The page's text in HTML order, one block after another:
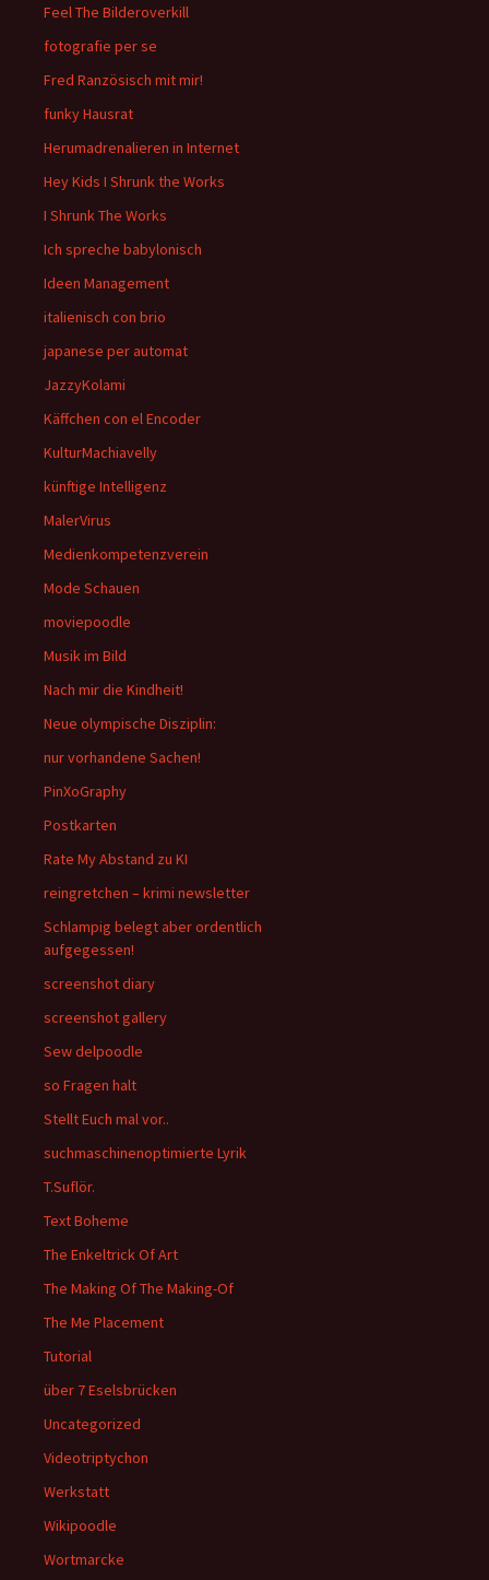
Feel The Bilderoverkill
fotografie per se
Fred Ranzösisch mit mir!
funky Hausrat
Herumadrenalieren in Internet
Hey Kids I Shrunk the Works
I Shrunk The Works
Ich spreche babylonisch
Ideen Management
italienisch con brio
japanese per automat
JazzyKolami
Käffchen con el Encoder
KulturMachiavelly
künftige Intelligenz
MalerVirus
Medienkompetenzverein
Mode Schauen
moviepoodle
Musik im Bild
Nach mir die Kindheit!
Neue olympische Disziplin:
nur vorhandene Sachen!
PinXoGraphy
Postkarten
Rate My Abstand zu KI
reingretchen – krimi newsletter
Schlampig belegt aber ordentlich
aufgegessen!
screenshot diary
screenshot gallery
Sew delpoodle
so Fragen halt
Stellt Euch mal vor..
suchmaschinenoptimierte Lyrik
T.Suflör.
Text Boheme
The Enkeltrick Of Art
The Making Of The Making-Of
The Me Placement
Tutorial
über 7 Eselsbrücken
Uncategorized
Videotriptychon
Werkstatt
Wikipoodle
Wortmarcke